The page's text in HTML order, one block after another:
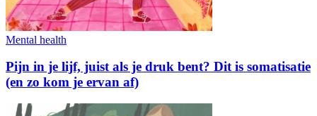
Mental health
Pijn in je lijf, juist als je druk bent? Dit is somatisatie
(en zo kom je ervan af)